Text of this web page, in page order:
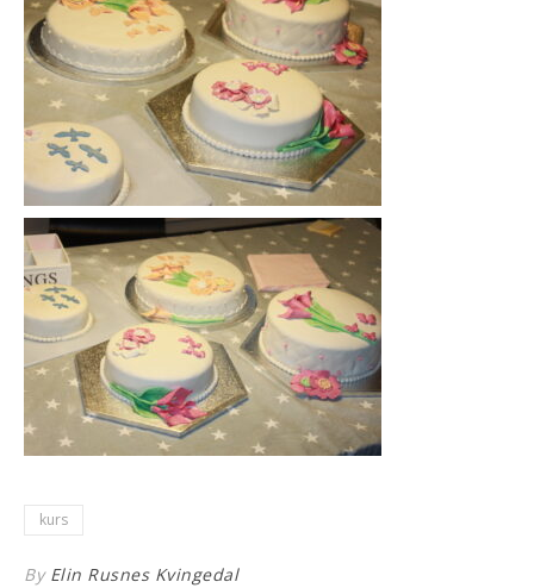
kurs
By Elin Rusnes Kvingedal